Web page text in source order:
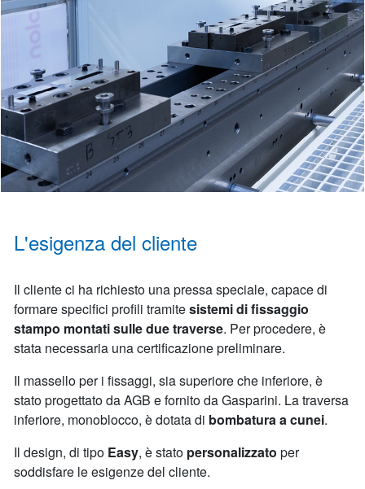
L'esigenza del cliente
Il cliente ci ha richiesto una pressa speciale, capace di
formare specifici profili tramitesistemi di fissaggio
stampo montati sulle due traverse. Per procedere, è
stata necessaria una certificazione preliminare.
Il massello per i fissaggi, sia superiore che inferiore, è
stato progettato da AGB e fornito da Gasparini. La traversa
inferiore, monoblocco, è dotata di bombatura a cunei.
Il design, di tipo Easy, è stato personalizzato per
soddisfare le esigenze del cliente.